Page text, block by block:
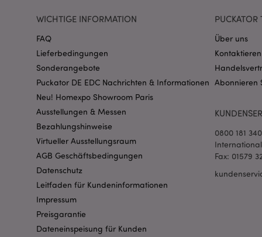
WICHTIGE INFORMATION
FAQ
Lieferbedingungen
Sonderangebote
Puckator DE EDC Nachrichten & Informationen
Neu! Homexpo Showroom Paris
Ausstellungen & Messen
Bezahlungshinweise
Virtueller Ausstellungsraum
AGB Geschäftsbedingungen
Datenschutz
Leitfaden für Kundeninformationen
Impressum
Preisgarantie
Dateneinspeisung für Kunden
PUCKATOR
Über uns
Abonnieren
0800 181
Fax: 01579
mage-cache-
PHPSESSID
mage-messages